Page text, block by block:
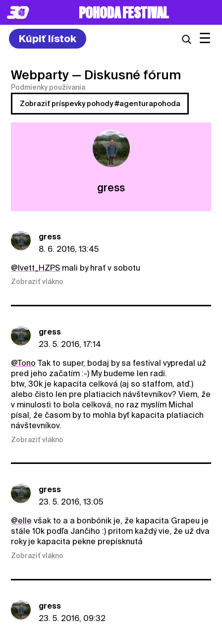
POHODA FESTIVAL
Kúpiť lístok ☰
Webparty — Diskusné fórum
Podmienky používania
Zobraziť príspevky pohody #agenturapohoda
gress
gress
8. 6. 2016, 13:45
@Ivett_HZPS mali by hrať v sobotu
Zobraziť vlákno
gress
23. 5. 2016, 17:14
@Tono Tak to super, bodaj by sa festival vypredal už
pred jeho začatím :-) My budeme len radi.
btw, 30k je kapacita celková (aj so staffom, atď.)
alebo čisto len pre platiacich návštevníkov? Viem, že
v minulosti to bola celková, no raz myslím Michal
písal, že časom by to mohla byť kapacita platiacich
návštevníkov.
Zobraziť vlákno
gress
23. 5. 2016, 13:05
@elle však to a a bonbónik je, že kapacita Grapeu je
stále 10k podľa Jančiho :) pritom každý vie, že už dva
roky je kapacita pekne prepísknutá
Zobraziť vlákno
gress
23. 5. 2016, 09:32